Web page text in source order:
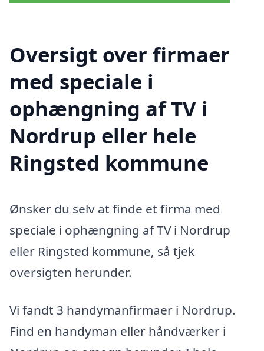
Oversigt over firmaer
med speciale i
ophængning af TV i
Nordrup eller hele
Ringsted kommune
Ønsker du selv at finde et firma med
speciale i ophængning af TV i Nordrup
eller Ringsted kommune, så tjek
oversigten herunder.
Vi fandt 3 handymanfirmaer i Nordrup.
Find en handyman eller håndværker i